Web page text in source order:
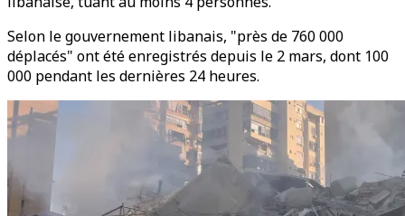
Selon le gouvernement libanais, "près de 760 000
déplacés" ont été enregistrés depuis le 2 mars, dont 100
000 pendant les dernières 24 heures.